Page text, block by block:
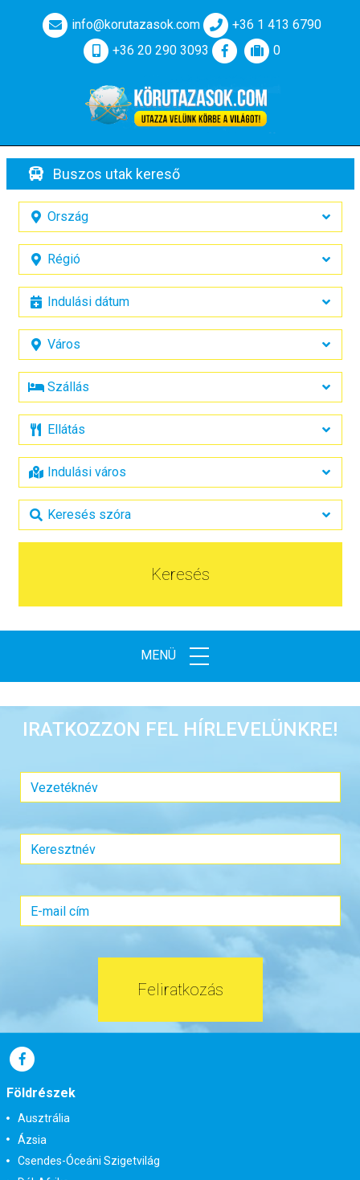
info@korutazasok.com
+36 1 413 6790
+36 20 290 3093
0
Buszos utak kereső
Keresés
MENÜ
IRATKOZZON FEL HÍRLEVELÜNKRE!
Feliratkozás
Földrészek
Ausztrália
Ázsia
Csendes-Óceáni Szigetvilág